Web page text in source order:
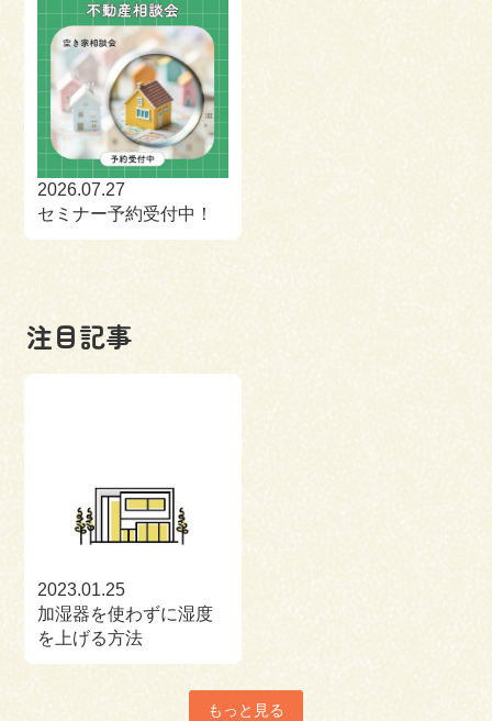
2026.07.27
セミナー予約受付中！
注目記事
2023.01.25
加湿器を使わずに湿度
を上げる方法
もっと見る